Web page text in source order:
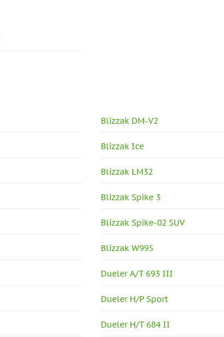
Blizzak DM-V2
Blizzak Ice
Blizzak LM32
Blizzak Spike 3
Blizzak Spike-02 SUV
Blizzak W995
Dueler A/T 693 III
Dueler H/P Sport
Dueler H/T 684 II